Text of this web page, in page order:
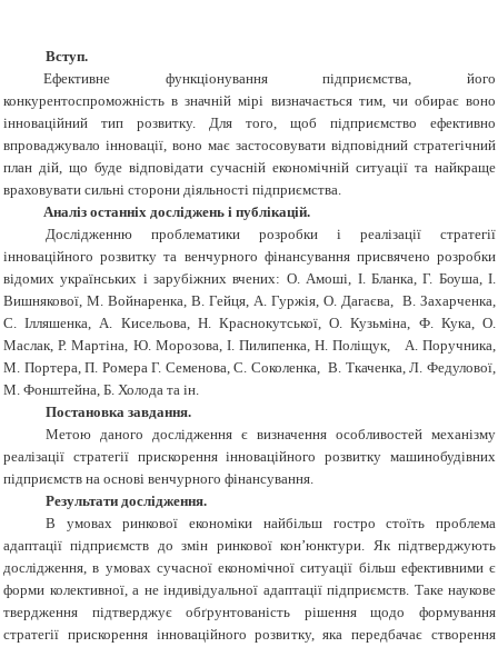
Вступ.
Ефективне функціонування підприємства, його
конкурентоспроможність в значній мірі визначається тим, чи обирає воно
інноваційний тип розвитку. Для того, щоб підприємство ефективно
впроваджувало інновації, воно має застосовувати відповідний стратегічний
план дій, що буде відповідати сучасній економічній ситуації та найкраще
враховувати сильні сторони діяльності підприємства.
Аналіз останніх досліджень і публікацій.
Дослідженню проблематики розробки і реалізації стратегії
інноваційного розвитку та венчурного фінансування присвячено розробки
відомих українських і зарубіжних вчених: О. Амоші, І. Бланка, Г. Боуша, І.
Вишнякової, М. Войнаренка, В. Гейця, А. Гуржія, О. Дагаєва, В. Захарченка,
С. Ілляшенка, А. Кисельова, Н. Краснокутської, О. Кузьміна, Ф. Кука, О.
Маслак, Р. Мартіна, Ю. Морозова, І. Пилипенка, Н. Поліщук, А. Поручника,
М. Портера, П. Ромера Г. Семенова, С. Соколенка, В. Ткаченка, Л. Федулової,
М. Фонштейна, Б. Холода та ін.
Постановка завдання.
Метою даного дослідження є визначення особливостей механізму
реалізації стратегії прискорення інноваційного розвитку машинобудівних
підприємств на основі венчурного фінансування.
Результати дослідження.
В умовах ринкової економіки найбільш гостро стоїть проблема
адаптації підприємств до змін ринкової кон’юнктури. Як підтверджують
дослідження, в умовах сучасної економічної ситуації більш ефективними є
форми колективної, а не індивідуальної адаптації підприємств. Таке наукове
твердження підтверджує обґрунтованість рішення щодо формування
стратегії прискорення інноваційного розвитку, яка передбачає створення